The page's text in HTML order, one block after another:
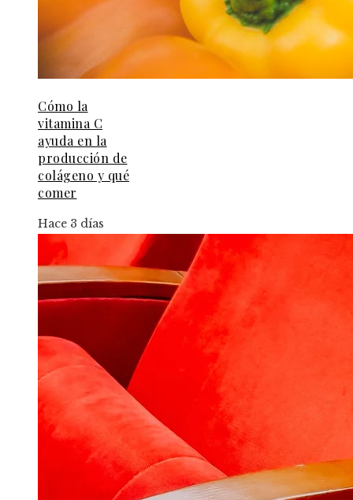
Cómo la
vitamina C
ayuda en la
producción de
colágeno y qué
comer
Hace 3 días